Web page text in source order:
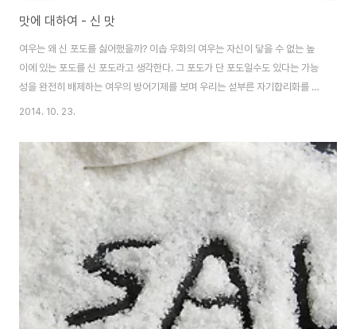
맛에 대하여 - 신 맛
여우는 왜 신 포도를 싫어했을까? 이솝 우화의 여우는 자신이 닿을 수 없는 높
이에 있는 포도를 신 포도라고 생각한다. 그 포도가 단 포도일수도 있다는 가능
성을 완전히 배제하는 여우의 방어기제를 보며 우리는 섣부른 자기합리화를 경
계해야 한다는 교훈을 배우게 된다. 이때 우리는 당연하게도 여우가 신 포도를
고개를 끄덕인다. 만일, 여우가 신 포도를 좋아함에도 불구하고 포도를 포기하
였다면, 자신이 이룰 수 없는 눈 앞의 허상에 유혹당하지 않고 이성적인 판단을
내린 그 현명함에 찬사를 보내야 할지 모르는데도 말이다. 그렇기에 여우가 신
포도를 싫어한다는, 어찌 보면 굉장히 당연한 그 가정은 우화의 핵심이다. 우화
가 전해져 오던 그 긴 시..
2014. 10. 23.